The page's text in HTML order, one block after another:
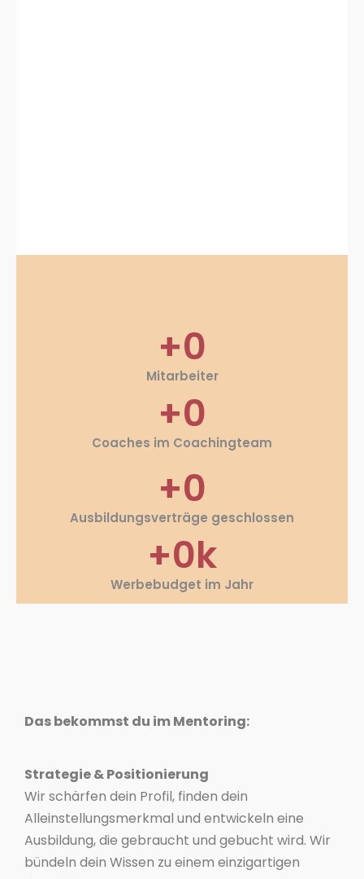
Mitarbeiter
+0
Coaches im Coachingteam
+0
Ausbildungsverträge geschlossen
+0
Werbebudget im Jahr
+0k
Das bekommst du im Mentoring:
Strategie & Positionierung
Wir schärfen dein Profil, finden dein
Alleinstellungsmerkmal und entwickeln eine
Ausbildung, die gebraucht und gebucht wird. Wir
bündeln dein Wissen zu einem einzigartigen